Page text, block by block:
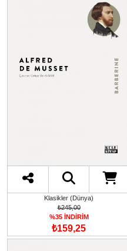
Klasikler (Dünya)
₺245,00
%35 İNDİRİM
₺159,25